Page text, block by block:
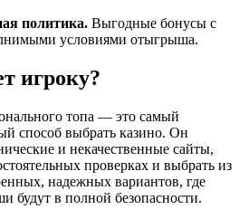
политика. Выгодные бонусы с
условиями отыгрыша.
игроку?
топа — это самый
способ выбрать казино. Он
и некачественные сайты,
проверках и выбрать из
надежных вариантов, где
будут в полной безопасности.